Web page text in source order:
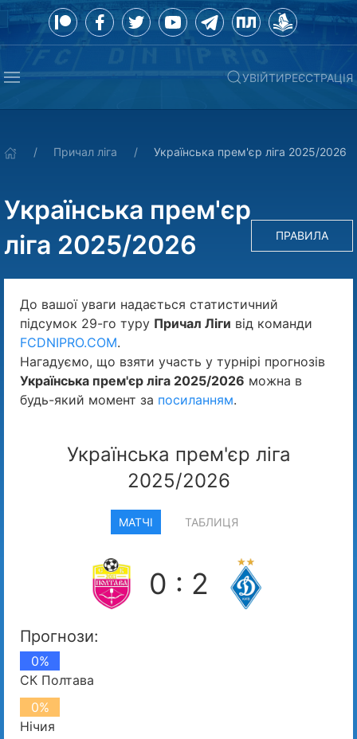
УВІЙТИРЕЄСТРАЦІЯ
Причал ліга Українська прем'єр ліга 2025/2026
Українська прем'єр
ліга 2025/2026
ПРАВИЛА
До вашої уваги надається статистичний
підсумок 29-го туру Причал Ліги від команди
FCDNIPRO.COM.
Нагадуємо, що взяти участь у турнірі прогнозів
Українська прем'єр ліга 2025/2026 можна в
будь-який момент за посиланням.
Українська прем'єр ліга
2025/2026
МАТЧІ ТАБЛИЦЯ
0 : 2
Прогнози:
0%
СК Полтава
0%
Нічия